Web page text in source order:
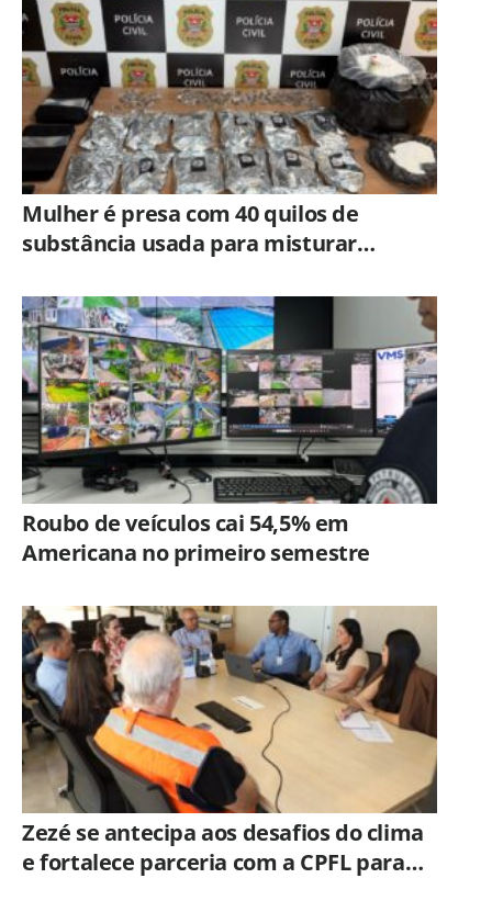
Mulher é presa com 40 quilos de
substância usada para misturar
Piracicaba
Roubo de veículos cai 54,5% em
Americana no primeiro semestre
Zezé se antecipa aos desafios do clima
e fortalece parceria com a CPFL para